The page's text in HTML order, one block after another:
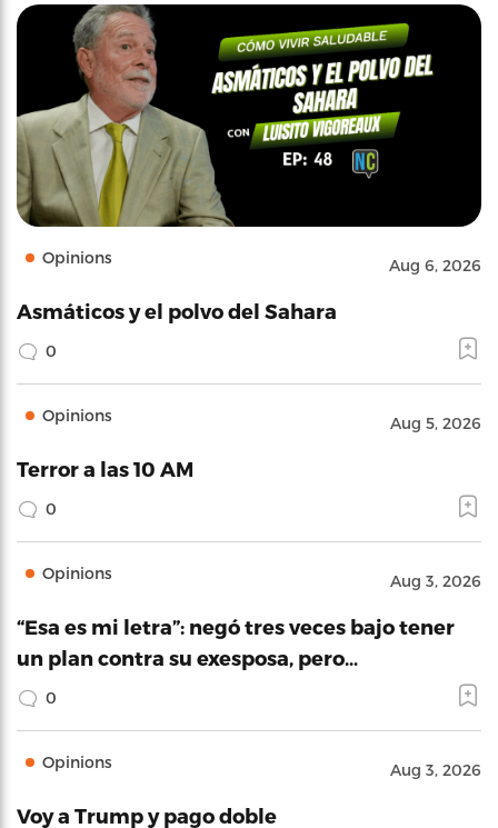
Opinions Aug 6, 2026
Asmáticos y el polvo del Sahara
0
Opinions Aug 5, 2026
Terror a las 10 AM
0
Opinions Aug 3, 2026
“Esa es mi letra”: negó tres veces bajo tener
un plan contra su exesposa, pero…
0
Opinions Aug 3, 2026
Voy a Trump y pago doble